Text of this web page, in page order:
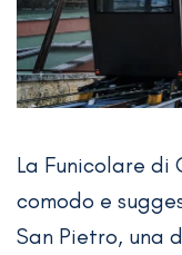
La Funicolare di
comodo e
San Pietro, una